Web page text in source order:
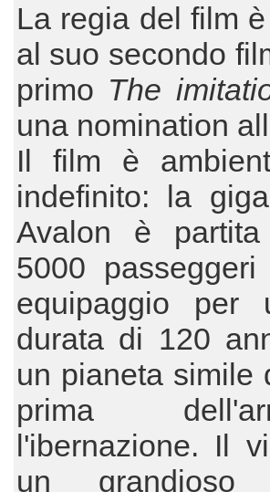
La regia del film
al suo secondo
primo The
una nomination
Il film è
indefinito: la
Avalon è
5000
equipaggio per
durata di 120
un pianeta simile
prima
l'ibernazione. Il
un grandioso